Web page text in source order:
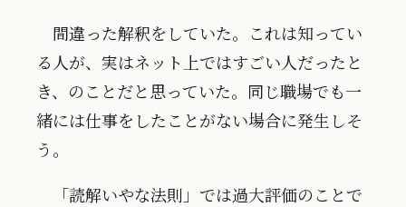
間違った解釈をしていた。これは知ってい
る人が、実はネット上ではすごい人だったと
き、のことだと思っていた。同じ職場でも一
緒には仕事をしたことがない場合に発生しそ
う。
「読解いやな法則」では過大評価のことで